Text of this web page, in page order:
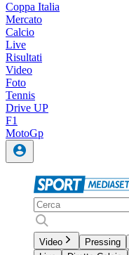
Coppa Italia
Mercato
Calcio
Live
Risultati
Video
Foto
Tennis
Drive UP
F1
MotoGp
Video Pressing